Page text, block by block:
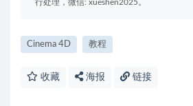
行处理，微信: xueshen2025。
Cinema 4D 教程
收藏 海报 链接